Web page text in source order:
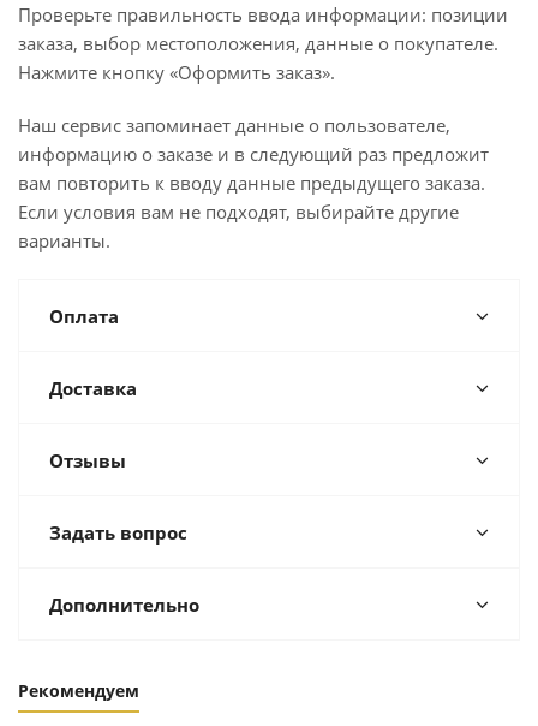
Проверьте правильность ввода информации: позиции
заказа, выбор местоположения, данные о покупателе.
Нажмите кнопку «Оформить заказ».
Наш сервис запоминает данные о пользователе,
информацию о заказе и в следующий раз предложит
вам повторить к вводу данные предыдущего заказа.
Если условия вам не подходят, выбирайте другие
варианты.
Оплата
Доставка
Отзывы
Задать вопрос
Дополнительно
Рекомендуем